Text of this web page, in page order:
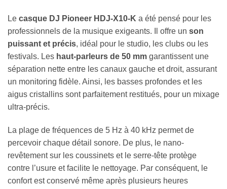
Le casque DJ Pioneer HDJ-X10-K a été pensé pour les
professionnels de la musique exigeants. Il offre un son
puissant et précis, idéal pour le studio, les clubs ou les
festivals. Les haut-parleurs de 50 mm garantissent une
séparation nette entre les canaux gauche et droit, assurant
un monitoring fidèle. Ainsi, les basses profondes et les
aigus cristallins sont parfaitement restitués, pour un mixage
ultra-précis.
La plage de fréquences de 5 Hz à 40 kHz permet de
percevoir chaque détail sonore. De plus, le nano-
revêtement sur les coussinets et le serre-tête protège
contre l’usure et facilite le nettoyage. Par conséquent, le
confort est conservé même après plusieurs heures